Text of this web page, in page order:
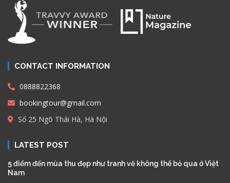
CONTACT INFORMATION
0888822368
bookingtour@gmail.com
Số 25 Ngõ Thái Hà, Hà Nội
LATEST POST
5 điểm đến mùa thu đẹp như tranh vẽ không thể bỏ qua ở Việt
Nam